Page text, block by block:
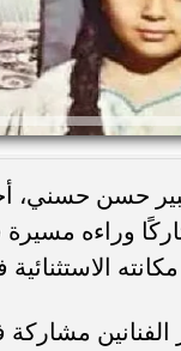
حسن حسني،
في 30 مايو 2020،
مشاركة
رحلت في أثناء أداء